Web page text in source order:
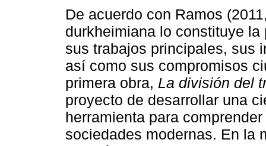
De acuerdo con Ramos
durkheimiana lo constituye
sus trabajos principales, sus
así como sus compromisos
primera obra, La división del
proyecto de desarrollar una
herramienta para
sociedades modernas. En la